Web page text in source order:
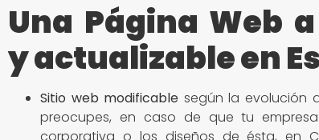
Una Página Web
y actualizable en
Sitio web modificable según la evolución
preocupes, en caso de que tu